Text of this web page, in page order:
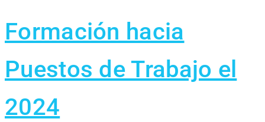
Formación hacia
Puestos de Trabajo el
2024